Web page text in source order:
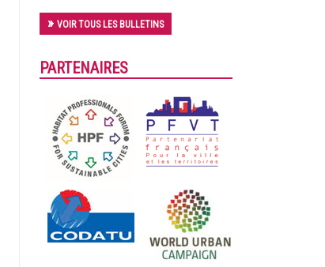
VOIR TOUS LES BULLETINS
PARTENAIRES